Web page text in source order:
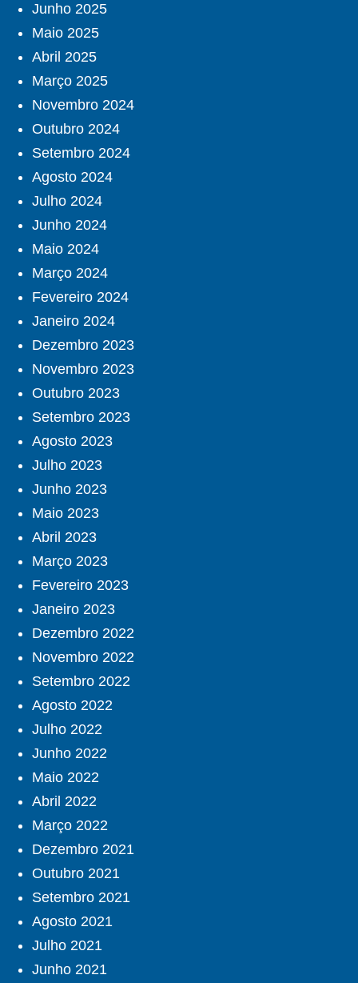
Junho 2025
Maio 2025
Abril 2025
Março 2025
Novembro 2024
Outubro 2024
Setembro 2024
Agosto 2024
Julho 2024
Junho 2024
Maio 2024
Março 2024
Fevereiro 2024
Janeiro 2024
Dezembro 2023
Novembro 2023
Outubro 2023
Setembro 2023
Agosto 2023
Julho 2023
Junho 2023
Maio 2023
Abril 2023
Março 2023
Fevereiro 2023
Janeiro 2023
Dezembro 2022
Novembro 2022
Setembro 2022
Agosto 2022
Julho 2022
Junho 2022
Maio 2022
Abril 2022
Março 2022
Dezembro 2021
Outubro 2021
Setembro 2021
Agosto 2021
Julho 2021
Junho 2021